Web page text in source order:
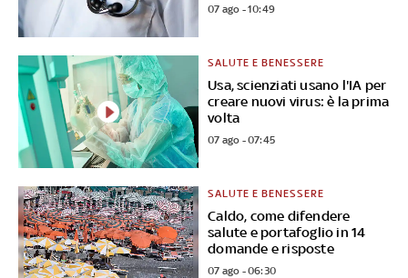
07 ago - 10:49
Usa, scienziati usano l'IA per
creare nuovi virus: è la prima
volta
SALUTE E BENESSERE
07 ago - 07:45
Caldo, come difendere
salute e portafoglio in 14
domande e risposte
SALUTE E BENESSERE
07 ago - 06:30